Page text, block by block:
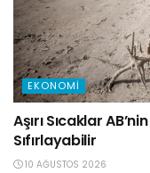
EKONOMI
Aşırı Sıcaklar
Sıfırlayabilir
10 AĞUSTOS 2026